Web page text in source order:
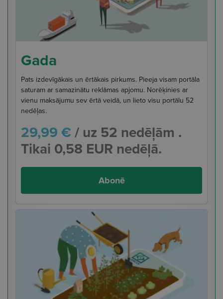
Gada
Pats izdevīgākais un ērtākais pirkums. Pieeja visam portāla
saturam ar samazinātu reklāmas apjomu. Norēķinies ar
vienu maksājumu sev ērtā veidā, un lieto visu portālu 52
nedēļas.
29,99 € / uz 52 nedēļām .
Tikai 0,58 EUR nedēļā.
Abonē